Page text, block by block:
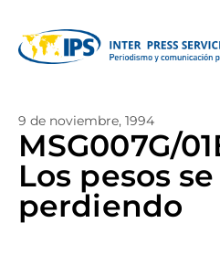
9 de noviembre, 1994
MSG007G/
Los pesos
perdiendo